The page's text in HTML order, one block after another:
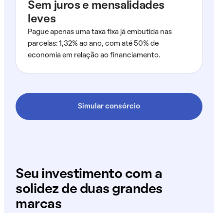
Sem juros e mensalidades
leves
Pague apenas uma taxa fixa já embutida nas
parcelas: 1,32% ao ano, com até 50% de
economia em relação ao financiamento.
Simular consórcio
Seu investimento com a
solidez de duas grandes
marcas